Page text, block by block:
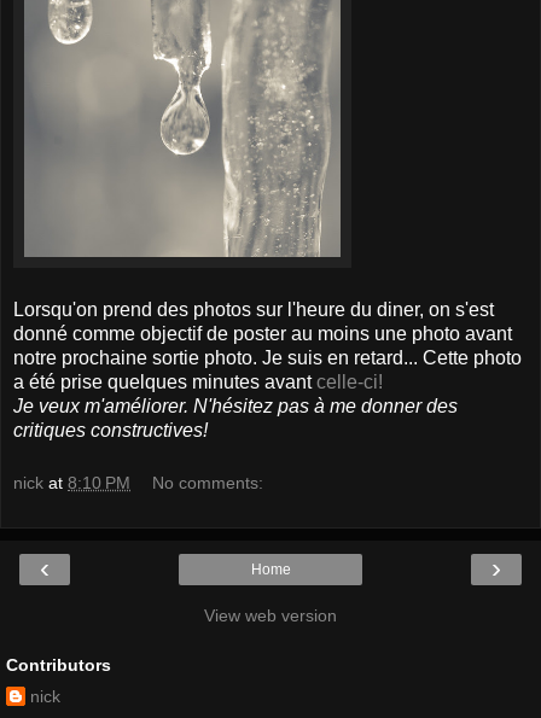
Lorsqu'on prend des photos sur l'heure du diner, on s'est
donné comme objectif de poster au moins une photo avant
notre prochaine sortie photo. Je suis en retard... Cette photo
a été prise quelques minutes avantcelle-ci!
Je veux m'améliorer. N'hésitez pas à me donner des
critiques constructives!
nick at 8:10 PM No comments:
‹ ›
Home
View web version
Contributors
nick